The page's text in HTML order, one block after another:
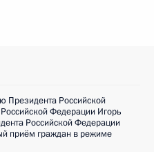
Президента Российской
Федерации Игорь
Российской Федерации
приём граждан в режиме